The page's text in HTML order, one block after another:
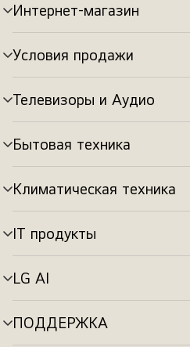
Интернет-магазин
Переключатель
меню
Условия продажи
Переключатель
меню
Телевизоры и Аудио
Переключатель
меню
Бытовая техника
Переключатель
меню
Климатическая техника
Переключатель
меню
IT продукты
Переключатель
меню
LG AI
Переключатель
меню
ПОДДЕРЖКА
Переключатель